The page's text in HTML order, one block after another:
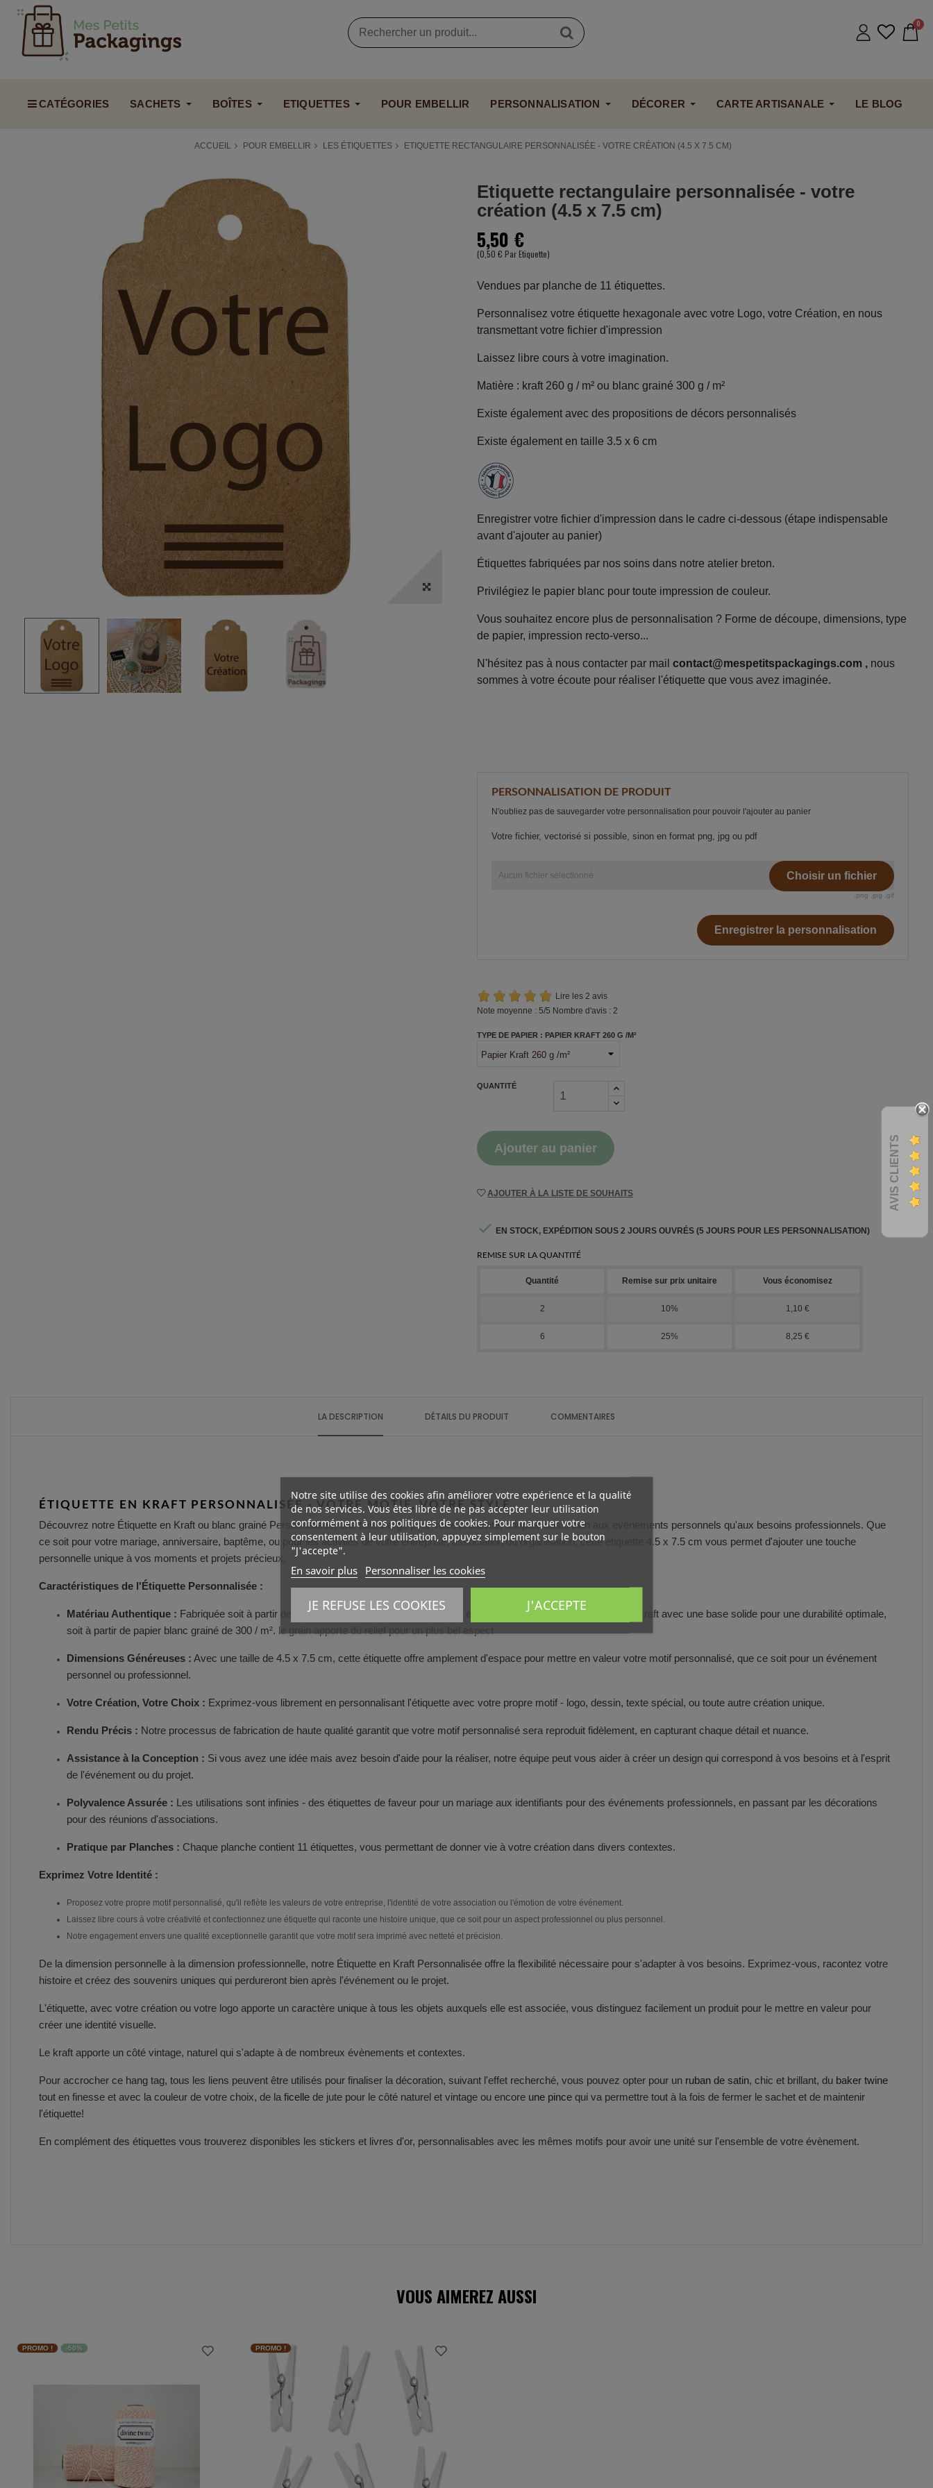
CATÉGORIES SACHETS BOÎTES ETIQUETTES POUR EMBELLIR PERSONNALISATION DÉCORER CARTE ARTISANALE LE BLOG
ACCUEIL POUR EMBELLIR LES ÉTIQUETTES ETIQUETTE RECTANGULAIRE PERSONNALISÉE - VOTRE CRÉATION (4.5 X 7.5 CM)
Etiquette rectangulaire personnalisée - votre
création (4.5 x 7.5 cm)
5,50 €
(0,50 € Par Etiquette)
Vendues par planche de 11 étiquettes.
Personnalisez votre étiquette hexagonale avec votre Logo, votre Création, en nous
transmettant votre fichier d'impression
Laissez libre cours à votre imagination.
Matière : kraft 260 g / m² ou blanc grainé 300 g / m²
Existe également avec des propositions de décors personnalisés
Existe également en taille 3.5 x 6 cm
Enregistrer votre fichier d'impression dans le cadre ci-dessous (étape indispensable
avant d'ajouter au panier)
Étiquettes fabriquées par nos soins dans notre atelier breton.
Privilégiez le papier blanc pour toute impression de couleur.
Vous souhaitez encore plus de personnalisation ? Forme de découpe, dimensions, type
de papier, impression recto-verso...
N'hésitez pas à nous contacter par mail contact@mespetitspackagings.com , nous
sommes à votre écoute pour réaliser l'étiquette que vous avez imaginée.
PERSONNALISATION DE PRODUIT
N'oubliez pas de sauvegarder votre personnalisation pour pouvoir l'ajouter au panier
Votre fichier, vectorisé si possible, sinon en format png, jpg ou pdf
Aucun fichier sélectionné Choisir un fichier
.png .jpg .gif
Enregistrer la personnalisation
Lire les 2 avis
Note moyenne : 5/5 Nombre d'avis : 2
TYPE DE PAPIER : PAPIER KRAFT 260 G /M²
QUANTITÉ
Ajouter au panier
AJOUTER À LA LISTE DE SOUHAITS
 EN STOCK, EXPÉDITION SOUS 2 JOURS OUVRÉS (5 JOURS POUR LES PERSONNALISATION)
REMISE SUR LA QUANTITÉ
Quantité Remise sur prix unitaire Vous économisez
2 10% 1,10 €
6 25% 8,25 €
LA DESCRIPTION DÉTAILS DU PRODUIT COMMENTAIRES
ÉTIQUETTE EN KRAFT PERSONNALISÉE - VOTRE MOTIF, VOTRE STYLE
Découvrez notre Étiquette en Kraft ou blanc grainé Personnalisée, une toile vierge pour votre créativité, adaptée aussi bien aux événements personnels qu'aux besoins professionnels. Que
ce soit pour votre mariage, anniversaire, baptême, ou pour les activités de votre entreprise, association ou organisation, cette étiquette 4.5 x 7.5 cm vous permet d'ajouter une touche
personnelle unique à vos moments et projets précieux.
Caractéristiques de l'Étiquette Personnalisée :
Matériau Authentique : Fabriquée soit à partir de papier kraft naturel de 260 g/m², cette étiquette combine l'aspect rustique du kraft avec une base solide pour une durabilité optimale,
soit à partir de papier blanc grainé de 300 / m². le grain apporte du relief pour un plus bel aspect
Dimensions Généreuses : Avec une taille de 4.5 x 7.5 cm, cette étiquette offre amplement d'espace pour mettre en valeur votre motif personnalisé, que ce soit pour un événement
personnel ou professionnel.
Votre Création, Votre Choix : Exprimez-vous librement en personnalisant l'étiquette avec votre propre motif - logo, dessin, texte spécial, ou toute autre création unique.
Rendu Précis : Notre processus de fabrication de haute qualité garantit que votre motif personnalisé sera reproduit fidèlement, en capturant chaque détail et nuance.
Assistance à la Conception : Si vous avez une idée mais avez besoin d'aide pour la réaliser, notre équipe peut vous aider à créer un design qui correspond à vos besoins et à l'esprit
de l'événement ou du projet.
Polyvalence Assurée : Les utilisations sont infinies - des étiquettes de faveur pour un mariage aux identifiants pour des événements professionnels, en passant par les décorations
pour des réunions d'associations.
Pratique par Planches : Chaque planche contient 11 étiquettes, vous permettant de donner vie à votre création dans divers contextes.
Exprimez Votre Identité :
Proposez votre propre motif personnalisé, qu'il reflète les valeurs de votre entreprise, l'identité de votre association ou l'émotion de votre événement.
Laissez libre cours à votre créativité et confectionnez une étiquette qui raconte une histoire unique, que ce soit pour un aspect professionnel ou plus personnel.
Notre engagement envers une qualité exceptionnelle garantit que votre motif sera imprimé avec netteté et précision.
De la dimension personnelle à la dimension professionnelle, notre Étiquette en Kraft Personnalisée offre la flexibilité nécessaire pour s'adapter à vos besoins. Exprimez-vous, racontez votre
histoire et créez des souvenirs uniques qui perdureront bien après l'événement ou le projet.
L'étiquette, avec votre création ou votre logo apporte un caractère unique à tous les objets auxquels elle est associée, vous distinguez facilement un produit pour le mettre en valeur pour
créer une identité visuelle.
Le kraft apporte un côté vintage, naturel qui s'adapte à de nombreux évènements et contextes.
Pour accrocher ce hang tag, tous les liens peuvent être utilisés pour finaliser la décoration, suivant l'effet recherché, vous pouvez opter pour un ruban de satin, chic et brillant, du baker twine
tout en finesse et avec la couleur de votre choix, de la ficelle de jute pour le côté naturel et vintage ou encore une pince qui va permettre tout à la fois de fermer le sachet et de maintenir
l'étiquette!
En complément des étiquettes vous trouverez disponibles les stickers et livres d'or, personnalisables avec les mêmes motifs pour avoir une unité sur l'ensemble de votre évènement.
VOUS AIMEREZ AUSSI
PROMO ! -50% PROMO !
Notre site utilise des cookies afin améliorer votre expérience et la qualité
de nos services. Vous êtes libre de ne pas accepter leur utilisation
conformément à nos politiques de cookies. Pour marquer votre
consentement à leur utilisation, appuyez simplement sur le bouton
"J'accepte".
En savoir plus Personnaliser les cookies
JE REFUSE LES COOKIES J'ACCEPTE
AVIS CLIENTS